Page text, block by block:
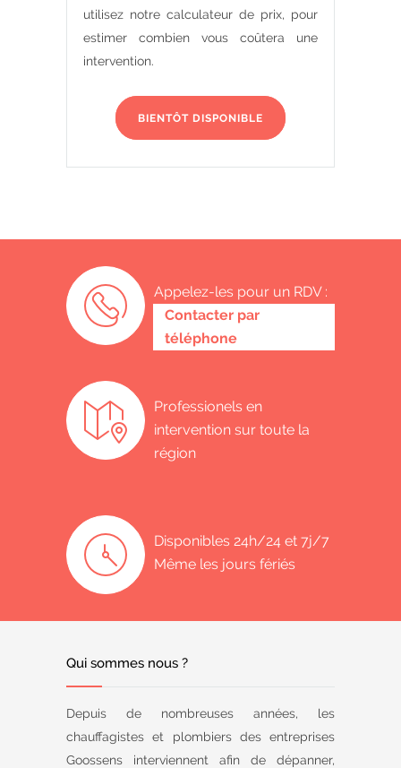
utilisez notre calculateur de prix, pour
estimer combien vous coûtera une
intervention.
BIENTÔT DISPONIBLE
Appelez-les pour un RDV :
0485 58 62 32
Contacter par
téléphone
Professionels en
intervention sur toute la
région
Disponibles 24h/24 et 7j/7
Même les jours fériés
Qui sommes nous ?
Depuis de nombreuses années, les
chauffagistes et plombiers des entreprises
Goossens interviennent afin de dépanner,